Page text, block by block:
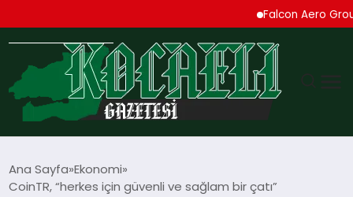
Falcon Aero Group,
Ana Sayfa Ekonomi
CoinTR, “herkes için güvenli ve sağlam bir çatı”